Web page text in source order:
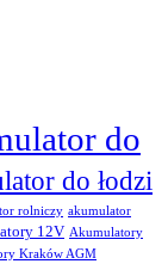
do
do łodzi
rolniczy akumulator
12V Akumulatory
Kraków AGM